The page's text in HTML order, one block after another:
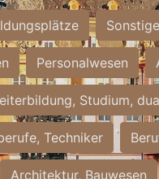
Personalwesen
Studium,
Techniker
Architektur, Bauwesen